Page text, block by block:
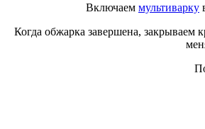
Включаем мультиварку
Когда обжарка завершена,